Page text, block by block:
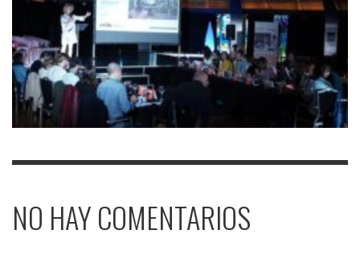
NO HAY COMENTARIOS